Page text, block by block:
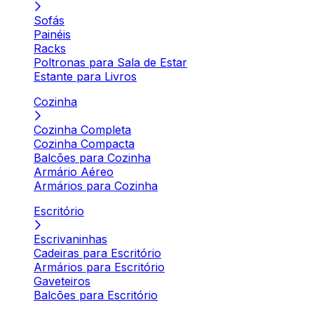
Sofás
Painéis
Racks
Poltronas para Sala de Estar
Estante para Livros
Cozinha
Cozinha Completa
Cozinha Compacta
Balcões para Cozinha
Armário Aéreo
Armários para Cozinha
Escritório
Escrivaninhas
Cadeiras para Escritório
Armários para Escritório
Gaveteiros
Balcões para Escritório